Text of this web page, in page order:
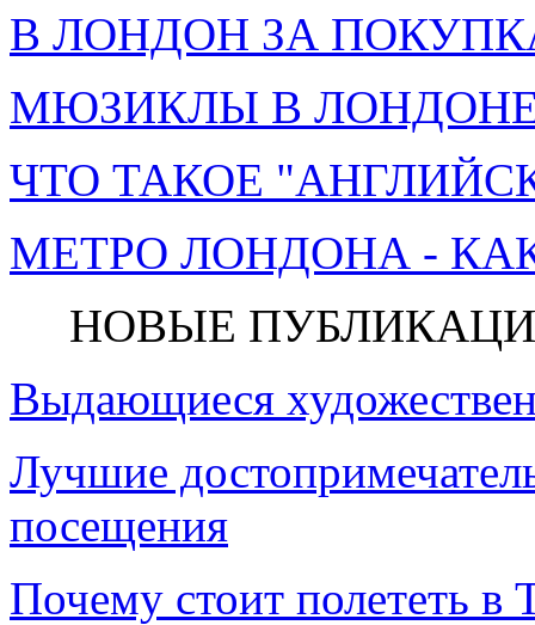
В ЛОНДОН ЗА
МЮЗИКЛЫ В ЛОНДОНЕ
ЧТО ТАКОЕ
МЕТРО ЛОНДОНА -
НОВЫЕ
Выдающиеся
Лучшие
посещения
Почему стоит полететь в